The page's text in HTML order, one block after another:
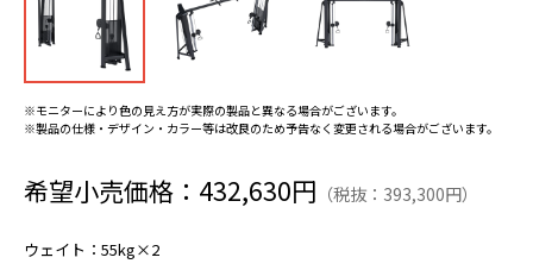
※モニターにより色の見え方が実際の製品と異なる場合がございます。
※製品の仕様・デザイン・カラー等は改良のため予告なく変更される場合がございます。
希望小売価格：432,630円 （税抜：393,300円）
ウェイト ：55kg×2